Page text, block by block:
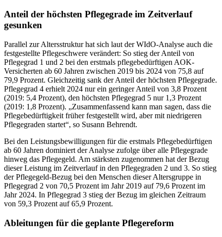
Anteil der höchsten Pflegegrade im Zeitverlauf
gesunken
Parallel zur Altersstruktur hat sich laut der WIdO-Analyse auch die
festgestellte Pflegeschwere verändert: So stieg der Anteil von
Pflegegrad 1 und 2 bei den erstmals pflegebedürftigen AOK-
Versicherten ab 60 Jahren zwischen 2019 bis 2024 von 75,8 auf
79,9 Prozent. Gleichzeitig sank der Anteil der höchsten Pflegegrade.
Pflegegrad 4 erhielt 2024 nur ein geringer Anteil von 3,8 Prozent
(2019: 5,4 Prozent), den höchsten Pflegegrad 5 nur 1,3 Prozent
(2019: 1,8 Prozent). „Zusammenfassend kann man sagen, dass die
Pflegebedürftigkeit früher festgestellt wird, aber mit niedrigeren
Pflegegraden startet“, so Susann Behrendt.
Bei den Leistungsbewilligungen für die erstmals Pflegebedürftigen
ab 60 Jahren dominiert der Analyse zufolge über alle Pflegegrade
hinweg das Pflegegeld. Am stärksten zugenommen hat der Bezug
dieser Leistung im Zeitverlauf in den Pflegegraden 2 und 3. So stieg
der Pflegegeld-Bezug bei den Menschen dieser Altersgruppe in
Pflegegrad 2 von 70,5 Prozent im Jahr 2019 auf 79,6 Prozent im
Jahr 2024. In Pflegegrad 3 stieg der Bezug im gleichen Zeitraum
von 59,3 Prozent auf 65,9 Prozent.
Ableitungen für die geplante Pflegereform